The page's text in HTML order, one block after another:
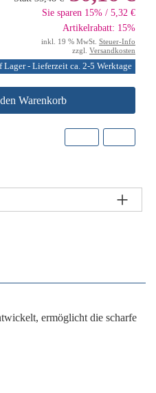
Sie sparen 15% / 5,32 €
Artikelrabatt: 15%
inkl. 19 % MwSt. Steuer-Info
zzgl. Versandkosten
Lager - Lieferzeit ca. 2-5 Werktage
Warenkorb
ermöglicht die scharfe